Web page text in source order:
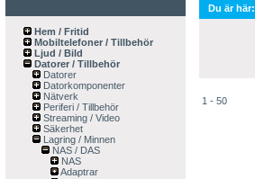
Hem / Fritid
Mobiltelefoner / Tillbehör
Ljud / Bild
Datorer / Tillbehör
Datorer
Datorkomponenter
Nätverk
Periferi / Tillbehör
Streaming / Video
Säkerhet
Lagring / Minnen
NAS / DAS
NAS
Adaptrar
Du är här:
1 - 50